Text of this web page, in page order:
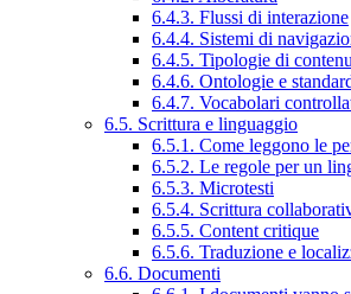
6.4.3. Flussi di interazione
6.4.4. Sistemi di
6.4.5. Tipologie di
6.4.6. Ontologie e
6.4.7. Vocabolari
6.5. Scrittura e linguaggio
6.5.1. Come leggono le
6.5.2. Le regole per un
6.5.3. Microtesti
6.5.4. Scrittura
6.5.5. Content critique
6.5.6. Traduzione e
6.6. Documenti